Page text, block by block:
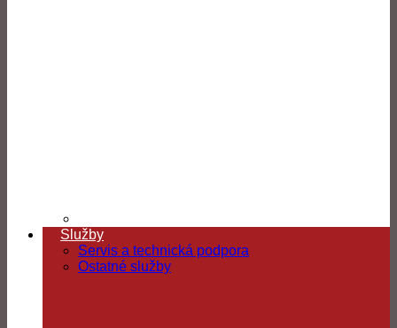
Služby
Servis a technická podpora
Ostatné služby